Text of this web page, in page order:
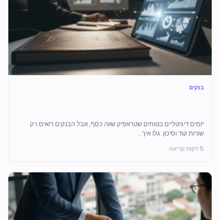
בנקים
יזמים דיגיטליים בטוחים שטראפיק שווה כסף, אבל הבנקים רואים רק
שורות קוד וסיכון. גלו איך...
5 דקות קריאה